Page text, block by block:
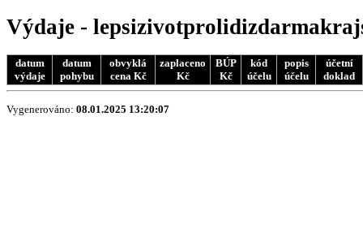
Výdaje -
datum
výdaje
datum
pohybu
obvyklá
cena Kč
zaplaceno
Kč
BÚP
Kč
kód
účelu
popis
účelu
účetní
doklad
Vygenerováno: 08.01.2025 13:20:07